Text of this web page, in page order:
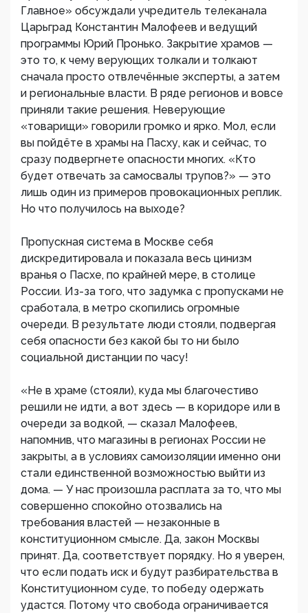
Главное» обсуждали учредитель телеканала
Царьград Константин Малофеев и ведущий
программы Юрий Пронько. Закрытие храмов —
это то, к чему верующих толкали и толкают
сначала просто отвлечённые эксперты, а затем
и региональные власти. В ряде регионов и вовсе
приняли такие решения. Неверующие
«товарищи» говорили громко и ярко. Мол, если
вы пойдёте в храмы на Пасху, как и сейчас, то
сразу подвергнете опасности многих. «Кто
будет отвечать за самосвалы трупов?» — это
лишь один из примеров провокационных реплик.
Но что получилось на выходе?
Пропускная система в Москве себя
дискредитировала и показала весь цинизм
вранья о Пасхе, по крайней мере, в столице
России. Из-за того, что задумка с пропусками не
сработала, в метро скопились огромные
очереди. В результате люди стояли, подвергая
себя опасности без какой бы то ни было
социальной дистанции по часу!
«Не в храме (стояли), куда мы благочестиво
решили не идти, а вот здесь — в коридоре или в
очереди за водкой, — сказал Малофеев,
напомнив, что магазины в регионах России не
закрыты, а в условиях самоизоляции именно они
стали единственной возможностью выйти из
дома. — У нас произошла расплата за то, что мы
совершенно спокойно отозвались на
требования властей — незаконные в
конституционном смысле. Да, закон Москвы
принят. Да, соответствует порядку. Но я уверен,
что если подать иск и будут разбирательства в
Конституционном суде, то победу одержать
удастся. Потому что свобода ограничивается